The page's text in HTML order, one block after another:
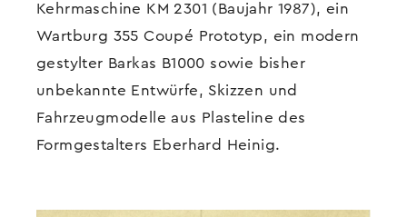
Kehrmaschine KM 2301 (Baujahr 1987), ein
Wartburg 355 Coupé Prototyp, ein modern
gestylter Barkas B1000 sowie bisher
unbekannte Entwürfe, Skizzen und
Fahrzeugmodelle aus Plasteline des
Formgestalters Eberhard Heinig.